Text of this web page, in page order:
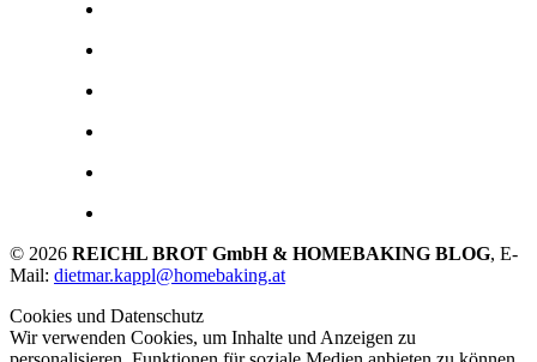
© 2026 REICHL BROT GmbH & HOMEBAKING BLOG, E-
Mail: dietmar.kappl@homebaking.at
Cookies und Datenschutz
Wir verwenden Cookies, um Inhalte und Anzeigen zu